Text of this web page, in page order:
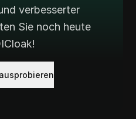
verbesserter
Sie noch heute